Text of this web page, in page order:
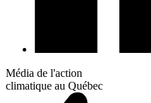
Média de l'action
climatique au Québec